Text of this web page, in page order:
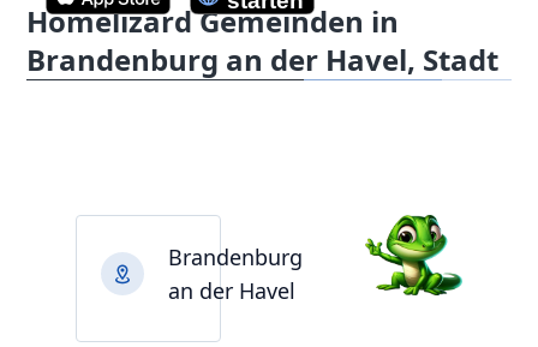
Homelizard Gemeinden in
Brandenburg an der Havel, Stadt
Brandenburg
an der Havel